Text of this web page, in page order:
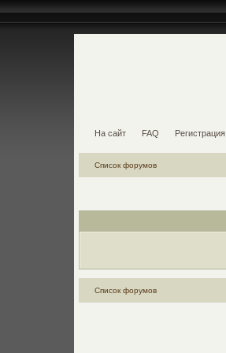
На сайт FAQ Регистрация
Список форумов
Список форумов